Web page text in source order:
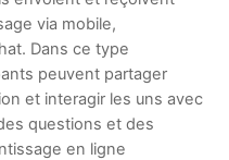
via mobile,
Dans ce type
peuvent partager
et interagir les uns avec
questions et des
en ligne